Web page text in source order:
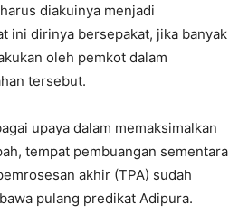
diakuinya menjadi
ini dirinya bersepakat, jika banyak
oleh pemkot dalam
tersebut.
upaya dalam memaksimalkan
tempat pembuangan sementara
akhir (TPA) sudah
pulang predikat Adipura.